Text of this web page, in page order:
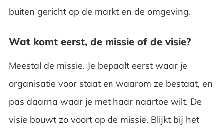
buiten gericht op de markt en de omgeving.
Wat komt eerst, de missie of de visie?
Meestal de missie. Je bepaalt eerst waar je
organisatie voor staat en waarom ze bestaat, en
pas daarna waar je met haar naartoe wilt. De
visie bouwt zo voort op de missie. Blijkt bij het